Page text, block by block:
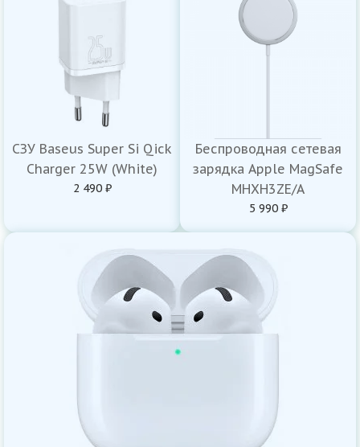
СЗУ Baseus Super Si Qick
Charger 25W (White)
2 490 ₽
Беспроводная сетевая
зарядка Apple MagSafe
MHXH3ZE/A
5 990 ₽